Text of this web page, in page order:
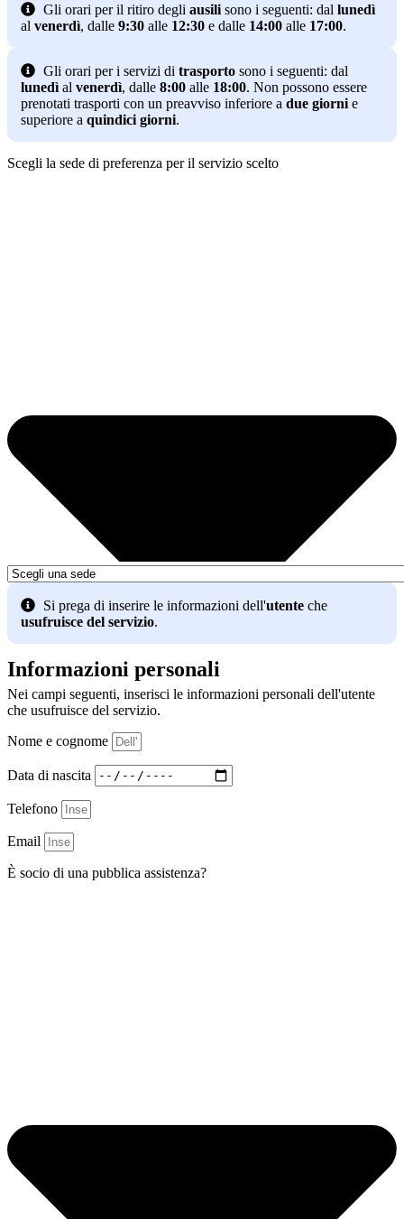
Gli orari per il ritiro degli ausili sono i seguenti: dal lunedì
al venerdì, dalle 9:30 alle 12:30 e dalle 14:00 alle 17:00.
Gli orari per i servizi di trasporto sono i seguenti: dal
lunedì al venerdì, dalle 8:00 alle 18:00. Non possono essere
prenotati trasporti con un preavviso inferiore a due giorni e
superiore a quindici giorni.
Scegli la sede di preferenza per il servizio scelto
Si prega di inserire le informazioni dell'utente che
usufruisce del servizio.
Informazioni personali
Nei campi seguenti, inserisci le informazioni personali dell'utente
che usufruisce del servizio.
Nome e cognome
Data di nascita
Telefono
Email
È socio di una pubblica assistenza?